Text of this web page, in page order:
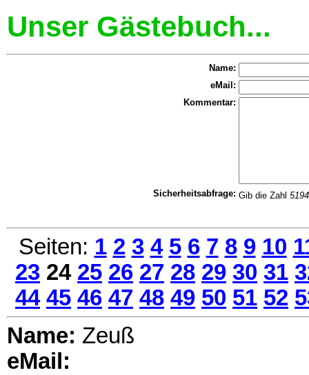
Unser Gästebuch...
Name:
eMail:
Kommentar:
Sicherheitsabfrage: Gib die Zahl 5194
Seiten: 1 2 3 4 5 6 7 8 9 10
23 24 25 26 27 28 29 30 31
44 45 46 47 48 49 50 51 52
Name: Zeuß
eMail: